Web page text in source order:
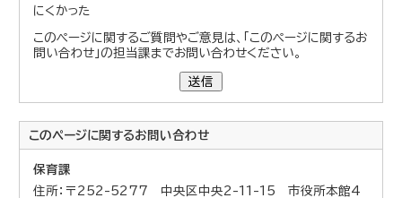
にくかった
このページに関するご質問やご意見は、「このページに関するお
問い合わせ」の担当課までお問い合わせください。
送信
このページに関するお問い合わせ
保育課
住所：〒252-5277 中央区中央2-11-15 市役所本館4